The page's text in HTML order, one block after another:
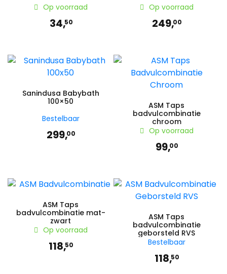
Op voorraad
34,50
Op voorraad
249,00
Sanindusa Babybath
100×50
Bestelbaar
299,00
ASM Taps
badvulcombinatie
chroom
Op voorraad
99,00
ASM Taps
badvulcombinatie mat-
zwart
Op voorraad
118,50
ASM Taps
badvulcombinatie
geborsteld RVS
Bestelbaar
118,50